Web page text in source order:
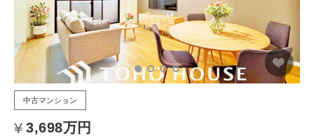
中古マンション
3,698万円